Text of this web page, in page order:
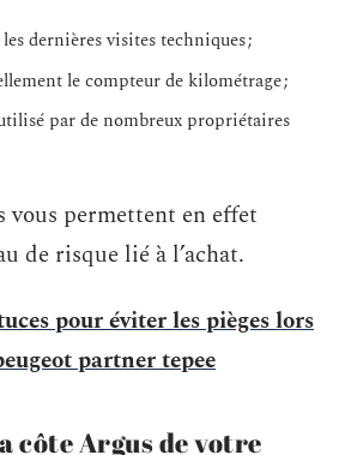
dernières visites techniques ;
le compteur de kilométrage ;
par de nombreux propriétaires
vous permettent en effet
de risque lié à l’achat.
pour éviter les pièges lors
partner tepee
côte Argus de votre